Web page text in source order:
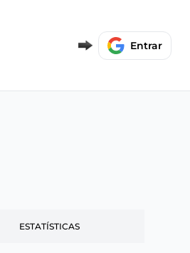
Entrar
ESTATÍSTICAS